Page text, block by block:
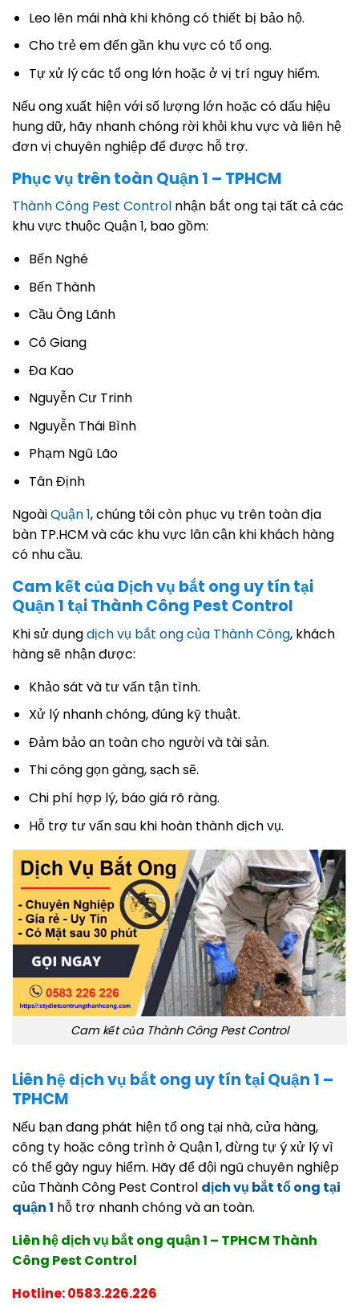
Leo lên mái nhà khi không có thiết bị bảo hộ.
Cho trẻ em đến gần khu vực có tổ ong.
Tự xử lý các tổ ong lớn hoặc ở vị trí nguy hiểm.
Nếu ong xuất hiện với số lượng lớn hoặc có dấu hiệu
hung dữ, hãy nhanh chóng rời khỏi khu vực và liên hệ
đơn vị chuyên nghiệp để được hỗ trợ.
Phục vụ trên toàn Quận 1 – TPHCM
Thành Công Pest Control nhận bắt ong tại tất cả các
khu vực thuộc Quận 1, bao gồm:
Bến Nghé
Bến Thành
Cầu Ông Lãnh
Cô Giang
Đa Kao
Nguyễn Cư Trinh
Nguyễn Thái Bình
Phạm Ngũ Lão
Tân Định
NgoàiQuận 1, chúng tôi còn phục vụ trên toàn địa
bàn TP.HCM và các khu vực lân cận khi khách hàng
có nhu cầu.
Cam kết của Dịch vụ bắt ong uy tín tại
Quận 1 tại Thành Công Pest Control
Khi sử dụngdịch vụ bắt ong của Thành Công, khách
hàng sẽ nhận được:
Khảo sát và tư vấn tận tình.
Xử lý nhanh chóng, đúng kỹ thuật.
Đảm bảo an toàn cho người và tài sản.
Thi công gọn gàng, sạch sẽ.
Chi phí hợp lý, báo giá rõ ràng.
Hỗ trợ tư vấn sau khi hoàn thành dịch vụ.
Cam kết của Thành Công Pest Control
Liên hệ dịch vụ bắt ong uy tín tại Quận 1 –
TPHCM
Nếu bạn đang phát hiện tổ ong tại nhà, cửa hàng,
công ty hoặc công trình ở Quận 1, đừng tự ý xử lý vì
có thể gây nguy hiểm. Hãy để đội ngũ chuyên nghiệp
của Thành Công Pest Control dịch vụ bắt tổ ong tại
quận 1 hỗ trợ nhanh chóng và an toàn.
Liên hệ dịch vụ bắt ong quận 1 – TPHCM Thành
Công Pest Control
Hotline: 0583.226.226